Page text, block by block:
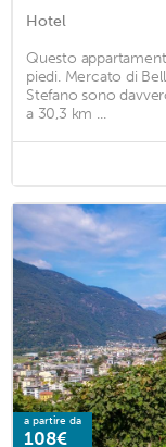
Hotel
Questo
piedi. Mercato di
Stefano sono
a 30,3 km ...
a partire da
108€